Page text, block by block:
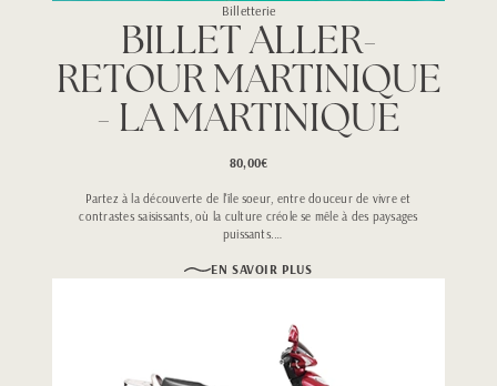
Billetterie
BILLET ALLER-
RETOUR MARTINIQUE
- LA MARTINIQUE
80,00€
Partez à la découverte de l'île soeur, entre douceur de vivre et
contrastes saisissants, où la culture créole se mêle à des paysages
puissants.
pour une escapade riche et profondément dépaysante.
EN SAVOIR PLUS